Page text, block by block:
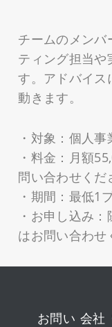
チームのメンバ
ティング担当や
す。アドバイス
動きます。
・対象：個人
・料金：月額
問い合わせくだ
・期間：最低1
・お申し込み
はお問い合わせ
お問い 会社